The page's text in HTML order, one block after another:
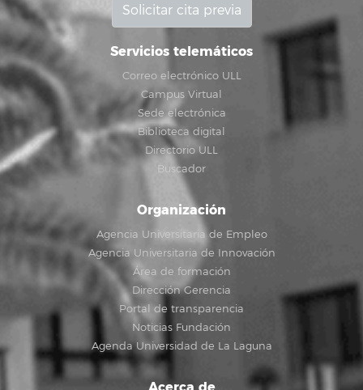
Solicitar cita previa
Servicios telemáticos
Correo electrónico ULL
Campus Virtual
Sede electrónica
Biblioteca digital
Directorio ULL
Buscador
Organización
Agencia Universitaria de Empleo
Agencia Universitaria de Innovación
Área de formación
Dirección Gerencia
Portal de transparencia
Noticias Fundación
Agenda Universidad de La Laguna